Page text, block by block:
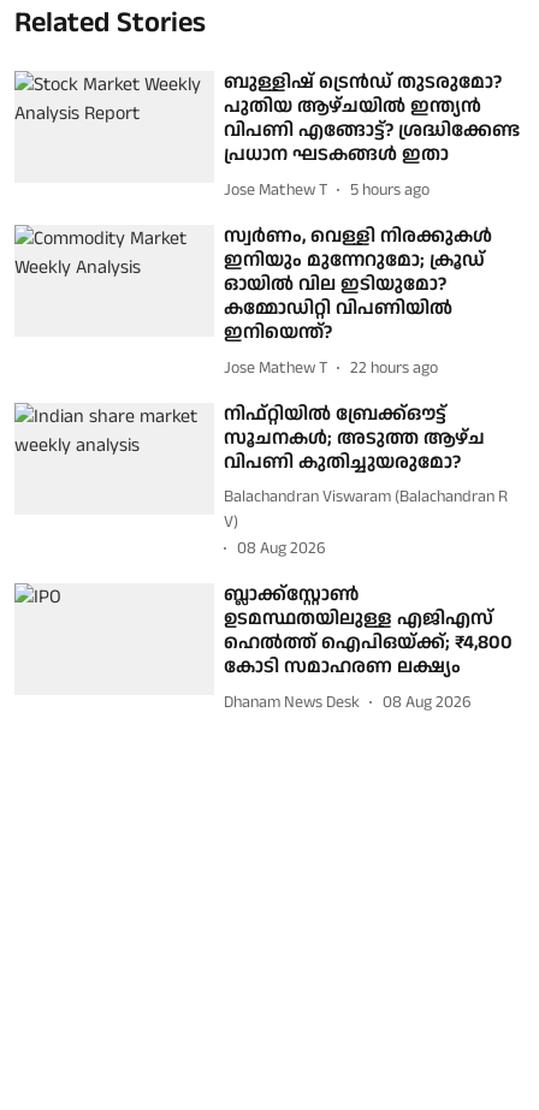
Related Stories
ബുള്ളിഷ് ട്രെൻഡ് തുടരുമോ?
പുതിയ ആഴ്ചയിൽ ഇന്ത്യൻ
വിപണി എങ്ങോട്ട്? ശ്രദ്ധിക്കേണ്ട
പ്രധാന ഘടകങ്ങൾ ഇതാ
Jose Mathew T 5 hours ago
സ്വർണം, വെള്ളി നിരക്കുകൾ
ഇനിയും മുന്നേറുമോ; ക്രൂഡ്
ഓയിൽ വില ഇടിയുമോ?
കമ്മോഡിറ്റി വിപണിയിൽ
ഇനിയെന്ത്?
Jose Mathew T 22 hours ago
നിഫ്റ്റിയിൽ ബ്രേക്ക്‌ഔട്ട്
സൂചനകൾ; അടുത്ത ആഴ്ച
വിപണി കുതിച്ചുയരുമോ?
Balachandran Viswaram (Balachandran R
V)
08 Aug 2026
ബ്ലാക്ക്‌സ്റ്റോൺ
ഉടമസ്ഥതയിലുള്ള എജിഎസ്
ഹെൽത്ത് ഐപിഒയ്ക്ക്; ₹4,800
കോടി സമാഹരണ ലക്ഷ്യം
Dhanam News Desk 08 Aug 2026